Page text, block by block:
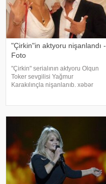
"Çirkin"in aktyoru nişanlandı -
Foto
"Çirkin" serialının aktyoru Olqun
Toker sevgilisi Yağmur
Karakılınçla nişanlanıb. xəbər
Polatoğulları və Mustaf